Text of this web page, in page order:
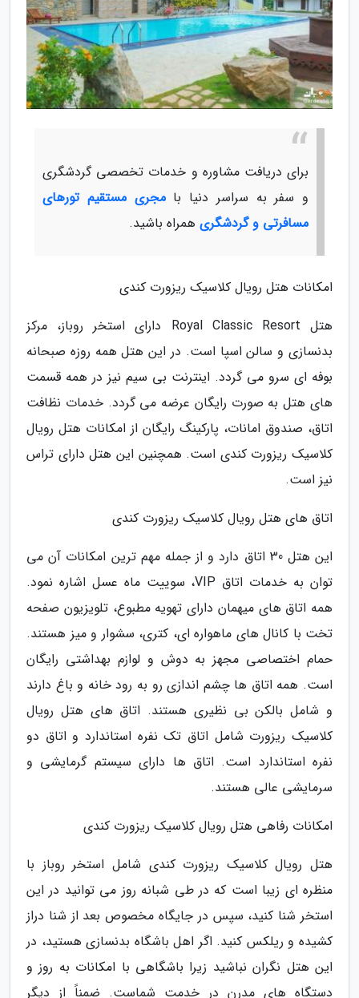
برای دریافت مشاوره و خدمات تخصصی گردشگری
و سفر به سراسر دنیا بامجری مستقیم تورهای
مسافرتی و گردشگری همراه باشید.
امکانات هتل رویال کلاسیک ریزورت کندی
هتل Royal Classic Resort دارای استخر روباز، مرکز
بدنسازی و سالن اسپا است. در این هتل همه روزه صبحانه
بوفه ای سرو می گردد. اینترنت بی سیم نیز در همه قسمت
های هتل به صورت رایگان عرضه می گردد. خدمات نظافت
اتاق، صندوق امانات، پارکینگ رایگان از امکانات هتل رویال
کلاسیک ریزورت کندی است. همچنین این هتل دارای تراس
نیز است.
اتاق های هتل رویال کلاسیک ریزورت کندی
این هتل 30 اتاق دارد و از جمله مهم ترین امکانات آن می
توان به خدمات اتاق VIP، سوییت ماه عسل اشاره نمود.
همه اتاق های میهمان دارای تهویه مطبوع، تلویزیون صفحه
تخت با کانال های ماهواره ای، کتری، سشوار و میز هستند.
حمام اختصاصی مجهز به دوش و لوازم بهداشتی رایگان
است. همه اتاق ها چشم اندازی رو به رود خانه و باغ دارند
و شامل بالکن بی نظیری هستند. اتاق های هتل رویال
کلاسیک ریزورت شامل اتاق تک نفره استاندارد و اتاق دو
نفره استاندارد است. اتاق ها دارای سیستم گرمایشی و
سرمایشی عالی هستند.
امکانات رفاهی هتل رویال کلاسیک ریزورت کندی
هتل رویال کلاسیک ریزورت کندی شامل استخر روباز با
منظره ای زیبا است که در طی شبانه روز می توانید در این
استخر شنا کنید، سپس در جایگاه مخصوص بعد از شنا دراز
کشیده و ریلکس کنید. اگر اهل باشگاه بدنسازی هستید، در
این هتل نگران نباشید زیرا باشگاهی با امکانات به روز و
دستگاه های مدرن در خدمت شماست. ضمناً از دیگر